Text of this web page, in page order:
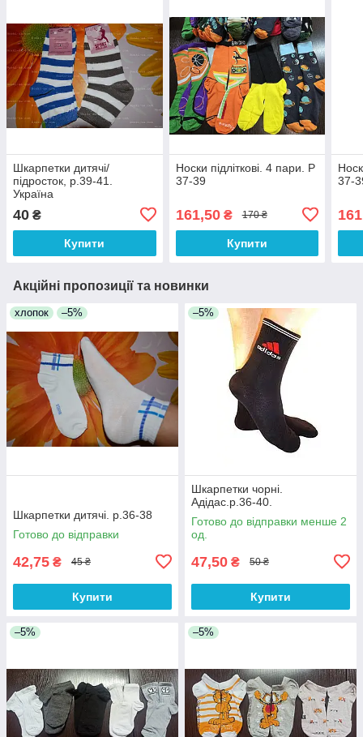
Шкарпетки дитячі/
підросток, р.39-41.
Україна
40 ₴
Купити
Носки підліткові. 4 пари. Р
37-39
161,50₴ 170 ₴
Купити
37-
Акційні пропозиції та новинки
хлопок –5%
Шкарпетки дитячі. р.36-38
Готово до відправки
42,75 ₴ 45 ₴
Купити
–5%
Шкарпетки чорні.
Адідас.р.36-40.
Готово до відправки менше 2
од.
47,50 ₴ 50 ₴
Купити
–5% –5%